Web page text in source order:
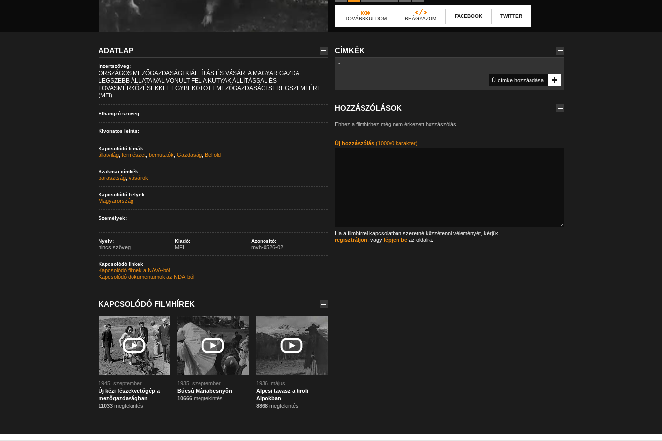
TOVÁBBKÜLDÖM BEÁGYAZOM FACEBOOK TWITTER
ADATLAP
Inzertszöveg:
ORSZÁGOS MEZŐGAZDASÁGI KIÁLLÍTÁS ÉS VÁSÁR. A MAGYAR GAZDA
LEGSZEBB ÁLLATAIVAL VONULT FEL A KUTYAKIÁLLÍTÁSSAL ÉS
LOVASMÉRKŐZÉSEKKEL EGYBEKÖTÖTT MEZŐGAZDASÁGI SEREGSZEMLÉRE.
(MFI)
Elhangzó szöveg:
Kivonatos leírás:
Kapcsolódó témák:
állatvilág, természet, bemutatók Gazdaság, Belföld
Szakmai címkék:
parasztság, vásárok
Kapcsolódó helyek:
Magyarország
Személyek:
-
Nyelv:
nincs szöveg
Kiadó:
MFI
Azonosító:
mvh-0526-02
Kapcsolódó linkek
Kapcsolódó filmek a NAVA-ból
Kapcsolódó dokumentumok az NDA-ból
KAPCSOLÓDÓ FILMHÍREK
1945. szeptember
Új kézi fészekvetőgép a
mezőgazdaságban
11033megtekintés
1935. szeptember
Búcsú Máriabesnyőn
10666megtekintés
1936. május
Alpesi tavasz a tiroli
Alpokban
8868megtekintés
CÍMKÉK
-
HOZZÁSZÓLÁSOK
Ehhez a filmhírhez még nem érkezett hozzászólás.
Új hozzászólás(1000/0 karakter)
Ha a filmhírrel kapcsolatban szeretné közzétenni véleményét, kérjük,
regisztráljon , vagy lépjen beaz oldalra.